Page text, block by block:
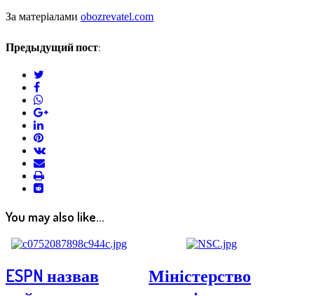
За матеріалами obozrevatel.com
Предыдущий пост:
facebook
google+
linkedin
pinterest
vkontakte
email
print
reddit
reddit
You may also like...
ESPN назвав
Міністерство